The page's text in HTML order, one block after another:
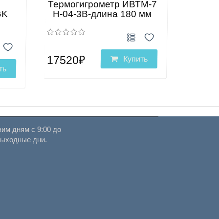
Термогигрометр ИВТМ-7
Н-04-3В-длина 180 мм
17520₽ Купить
дням с 9:00 до
дни.